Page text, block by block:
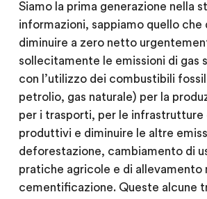
Siamo la prima generazione nella
informazioni, sappiamo quello che
diminuire a zero netto
sollecitamente le emissioni di gas
con l’utilizzo dei combustibili
petrolio, gas naturale) per la
per i trasporti, per le infrastrutture
produttivi e diminuire le altre
deforestazione, cambiamento di
pratiche agricole e di allevamento
cementificazione. Queste alcune